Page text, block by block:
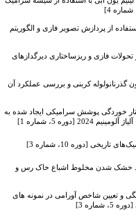
از پردازش تصویر فازی و الگوریتم
فازی و ریزساختاری دیرگدازهای
کربنی و بررسی عملکرد آن
خوردگی پوشش سرامیکی ایجاد شده به
5، شماره 1]
[دوره 10، شماره 3]
خشک شدن مخلوط اشباع خاک رس و
و تعیین شاخص آورامی در نمونه های